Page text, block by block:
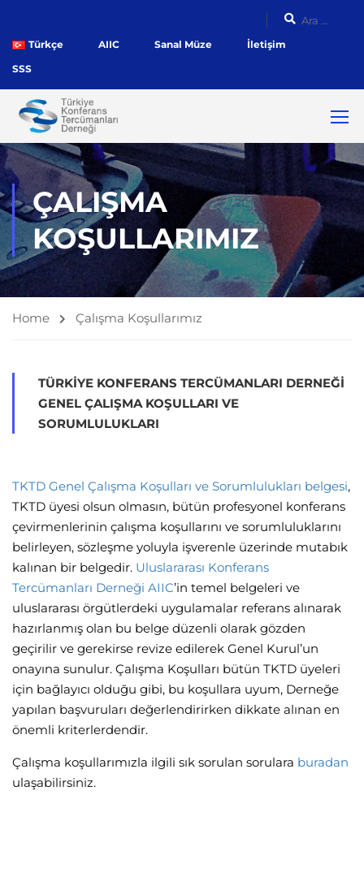
Türkçe AIIC Sanal Müze
İletişim
SSS
ÇALIŞMA
KOŞULLARIMIZ
Home Çalışma Koşullarımız
TÜRKIYE KONFERANS TERCÜMANLARI DERNEĞI
GENEL ÇALIŞMA KOŞULLARI VE
SORUMLULUKLARI
TKTD Genel Çalışma Koşulları ve Sorumlulukları belgesi,
TKTD üyesi olsun olmasın, bütün profesyonel konferans
çevirmenlerinin çalışma koşullarını ve sorumluluklarını
belirleyen, sözleşme yoluyla işverenle üzerinde mutabık
kalınan bir belgedir. Uluslararası Konferans
Tercümanları Derneği AIIC’in temel belgeleri ve
uluslararası örgütlerdeki uygulamalar referans alınarak
hazırlanmış olan bu belge düzenli olarak gözden
geçirilir ve gerekirse revize edilerek Genel Kurul’un
onayına sunulur. Çalışma Koşulları bütün TKTD üyeleri
için bağlayıcı olduğu gibi, bu koşullara uyum, Derneğe
yapılan başvuruları değerlendirirken dikkate alınan en
önemli kriterlerdendir.
Çalışma koşullarımızla ilgili sık sorulan sorulara buradan
ulaşabilirsiniz.